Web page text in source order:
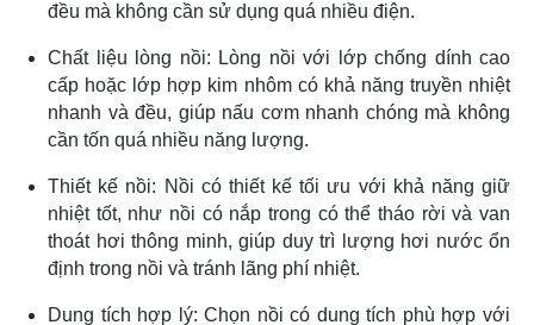
đều mà không cần sử dụng quá nhiều điện.
Chất liệu lòng nồi: Lòng nồi với lớp chống dính cao
cấp hoặc lớp hợp kim nhôm có khả năng truyền nhiệt
nhanh và đều, giúp nấu cơm nhanh chóng mà không
cần tốn quá nhiều năng lượng.
Thiết kế nồi: Nồi có thiết kế tối ưu với khả năng giữ
nhiệt tốt, như nồi có nắp trong có thể tháo rời và van
thoát hơi thông minh, giúp duy trì lượng hơi nước ổn
định trong nồi và tránh lãng phí nhiệt.
Dung tích hợp lý: Chọn nồi có dung tích phù hợp với